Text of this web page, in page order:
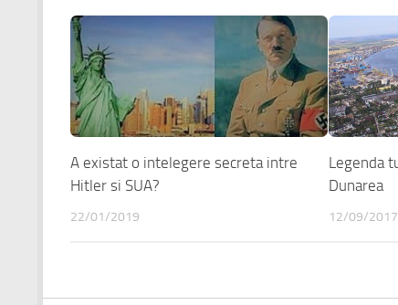
A existat o intelegere secreta intre
Hitler si SUA?
22/01/2019
Legenda
Dunarea
12/09/2017